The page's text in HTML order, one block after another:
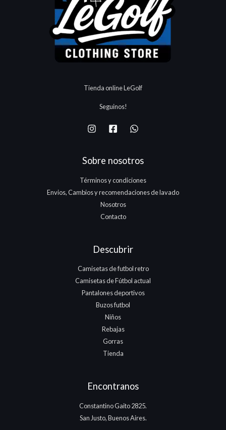
Tienda online LeGolf
Seguinos!
Sobre nosotros
Términos y condiciones
Envios, Cambios y recomendaciones de lavado
Nosotros
Contacto
Descubrir
Camisetas de futbol retro
Camisetas de Fútbol actual
Pantalones deportivos
Buzos futbol
Niños
Rebajas
Gorras
Tienda
Encontranos
Constantino Gaito 2825.
San Justo, Buenos Aires.